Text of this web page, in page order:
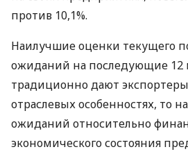
против 10,1%.
Наилучшие оценки текущего
ожиданий на последующие 12
традиционно дают
отраслевых особенностях, то
ожиданий относительно
экономического состояния